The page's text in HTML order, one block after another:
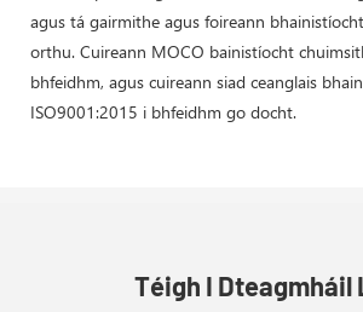
agus tá gairmithe agus foireann
orthu. Cuireann MOCO bainistíocht
bhfeidhm, agus cuireann siad ceanglais
ISO9001:2015 i bhfeidhm go docht.
Téigh I Dteagmháil